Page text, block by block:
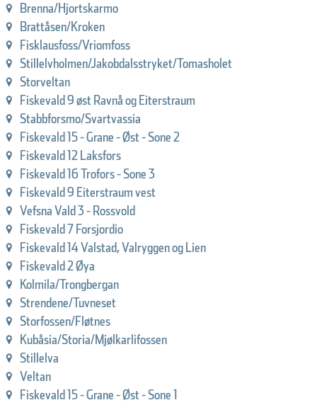
Brenna/Hjortskarmo
Brattåsen/Kroken
Fisklausfoss/Vriomfoss
Stillelvholmen/Jakobdalsstryket/Tomasholet
Storveltan
Fiskevald 9 øst Ravnå og Eiterstraum
Stabbforsmo/Svartvassia
Fiskevald 15 - Grane - Øst - Sone 2
Fiskevald 12 Laksfors
Fiskevald 16 Trofors - Sone 3
Fiskevald 9 Eiterstraum vest
Vefsna Vald 3 - Rossvold
Fiskevald 7 Forsjordio
Fiskevald 14 Valstad, Valryggen og Lien
Fiskevald 2 Øya
Kolmila/Trongbergan
Strendene/Tuvneset
Storfossen/Fløtnes
Kubåsia/Storia/Mjølkarlifossen
Stillelva
Veltan
Fiskevald 15 - Grane - Øst - Sone 1